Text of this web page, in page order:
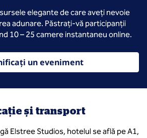
elegante de care aveți nevoie
adunare. Păstrați-vă participanții
10 – 25 camere instantaneu online.
un eveniment
și transport
Elstree Studios, hotelul se află pe A1,